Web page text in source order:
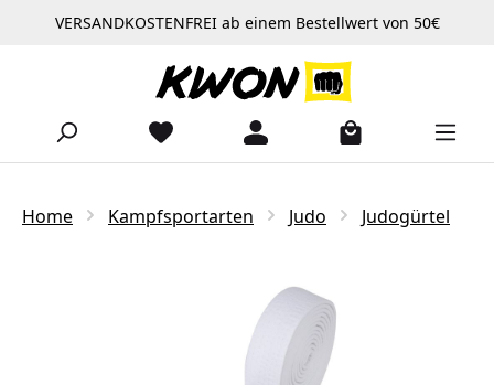
Zum Hauptinhalt springen
VERSANDKOSTENFREI ab einem Bestellwert von 50€
Home Kampfsportarten Judo Judogürtel